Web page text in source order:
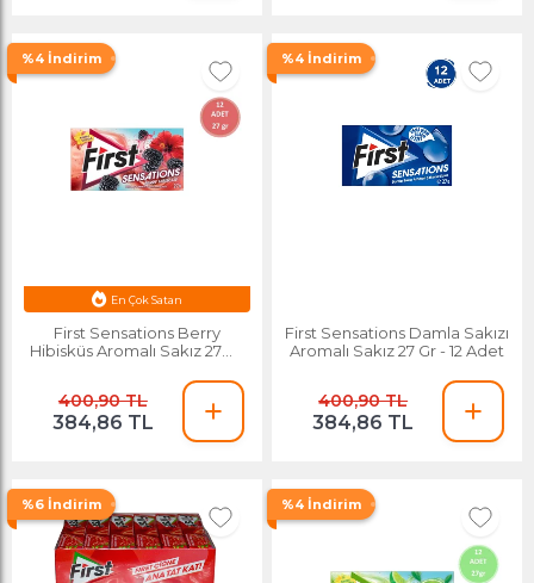
%4 İndirim
Esnafa Özel Fiyat
First Sensations Berry
Hibisküs Aromalı Sakız 27gr-
400,90 TL
384,86 TL
%4 İndirim
First Sensations Damla Sakızı
Aromalı Sakız 27 Gr - 12 Adet
400,90 TL
384,86 TL
%6 İndirim %4 İndirim